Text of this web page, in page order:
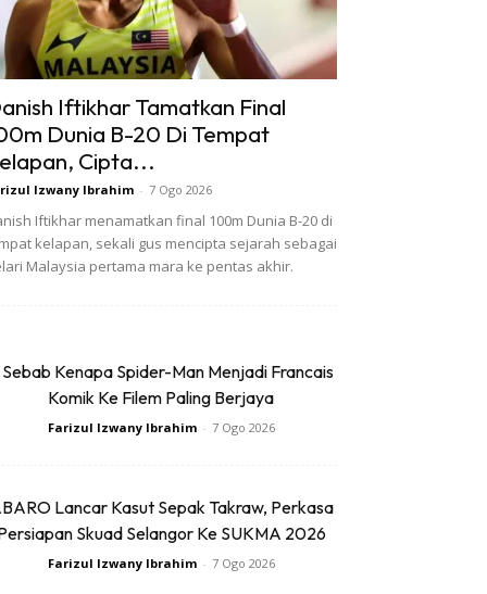
Iftikhar Tamatkan Final
Dunia B-20 Di Tempat
Cipta...
Izwany Ibrahim - 7 Ogo 2026
Iftikhar menamatkan final 100m Dunia B-20 di
kelapan, sekali gus mencipta sejarah sebagai
Malaysia pertama mara ke pentas akhir.
Kenapa Spider-Man Menjadi Francais
Komik Ke Filem Paling Berjaya
Farizul Izwany Ibrahim - 7 Ogo 2026
Lancar Kasut Sepak Takraw, Perkasa
Skuad Selangor Ke SUKMA 2026
Farizul Izwany Ibrahim - 7 Ogo 2026